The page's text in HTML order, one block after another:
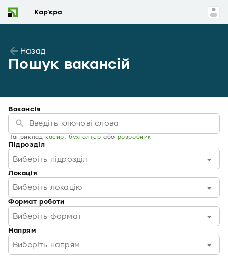
Назад
Пошук вакансій
Вакансія
Наприклад касир,бухгалтер або розробник
Підрозділ
Виберіть підрозділ
Локація
Виберіть локацію
Формат роботи
Виберіть формат
Напрям
Виберіть напрям